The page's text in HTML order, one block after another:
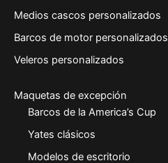
Medios cascos personalizados
Barcos de motor personalizados
Veleros personalizados
Maquetas de excepción
Barcos de la America’s Cup
Yates clásicos
Modelos de escritorio